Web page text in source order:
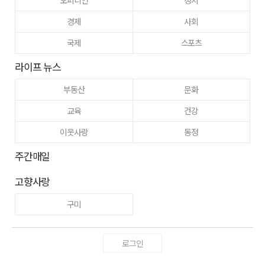
경제
사회
국제
스포츠
라이프 뉴스
부동산
문화
교육
건강
이웃사랑
동정
주간매일
고향사랑
구미
로그인